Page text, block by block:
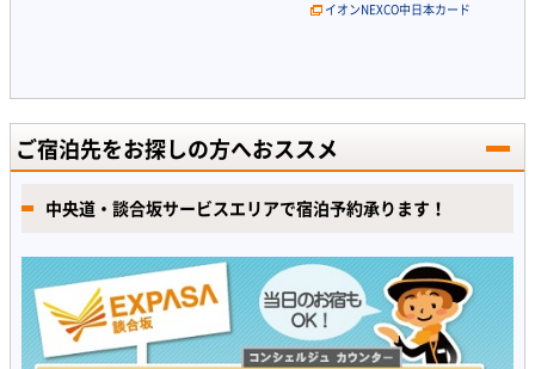
イオンNEXCO中日本カード
ご宿泊先をお探しの方へおススメ
中央道・談合坂サービスエリアで宿泊予約承ります！